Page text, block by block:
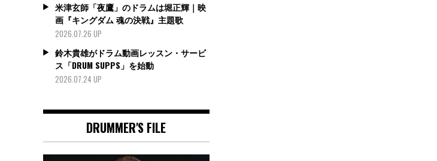
米津玄師「夜鷹」のドラムは堀正輝｜映
画『キングダム 魂の決戦』主題歌
2026.07.26 UP
鈴木貴雄がドラム動画レッスン・サービ
ス「DRUM SUPPS」を始動
2026.07.24 UP
DRUMMER'S FILE